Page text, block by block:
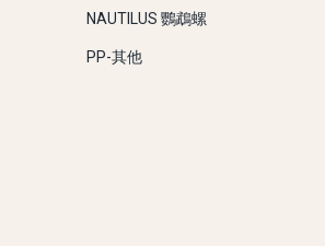
NAUTILUS 鸚鵡螺
PP-其他